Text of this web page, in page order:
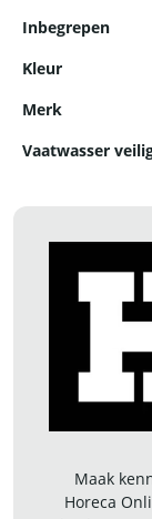
Inbegrepen
Kleur
Merk
Vaatwasser
Maak
Horeca